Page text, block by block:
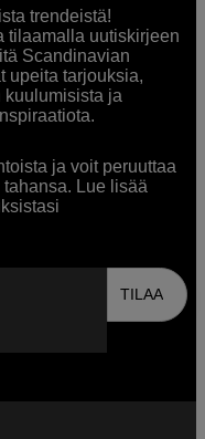
trendeistä!
tilaamalla uutiskirjeen
Scandinavian
upeita tarjouksia,
kuulumisista ja
ja voit peruuttaa
Lue lisää
TILAA